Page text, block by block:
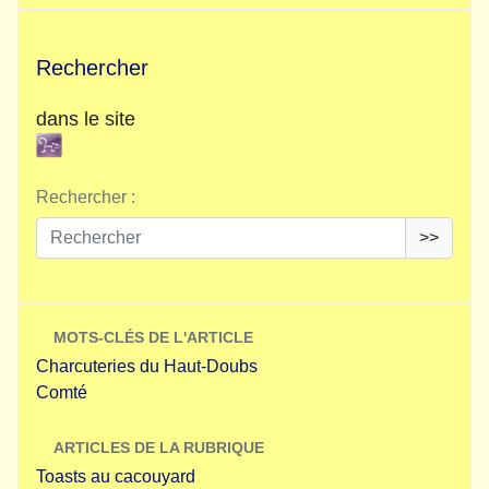
Rechercher
dans le site
Rechercher :
>>
MOTS-CLÉS DE L'ARTICLE
Charcuteries du Haut-Doubs
Comté
ARTICLES DE LA RUBRIQUE
Toasts au cacouyard